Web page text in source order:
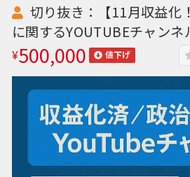
切り抜き：【11月収益化
に関するYOUTUBEチャンネ
¥500,000 値下げ